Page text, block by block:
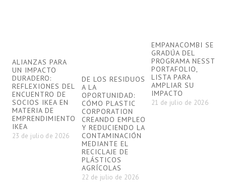
ALIANZAS PARA
UN IMPACTO
DURADERO:
REFLEXIONES DEL
ENCUENTRO DE
SOCIOS IKEA EN
MATERIA DE
EMPRENDIMIENTO
IKEA
23 de julio de 2026
DE LOS RESIDUOS
A LA
OPORTUNIDAD:
CÓMO PLASTIC
CORPORATION
CREANDO EMPLEO
Y REDUCIENDO LA
CONTAMINACIÓN
MEDIANTE EL
RECICLAJE DE
PLÁSTICOS
AGRÍCOLAS
22 de julio de 2026
EMPANACOMBI SE
GRADÚA DEL
PROGRAMA NESST
PORTAFOLIO,
LISTA PARA
AMPLIAR SU
IMPACTO
21 de julio de 2026